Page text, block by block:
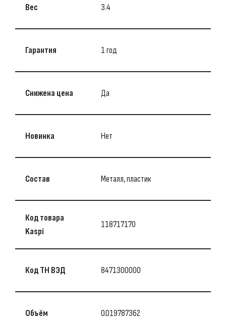
Вес 3.4
Гарантия 1 год
Снижена цена Да
Новинка Нет
Состав Металл, пластик
Код товара
Kaspi
118717170
Код ТН ВЭД 8471300000
Объём 0.019787362